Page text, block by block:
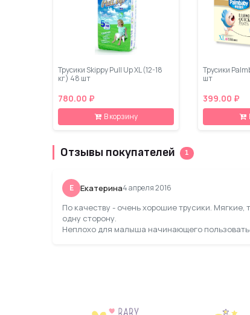
Трусики Skippy Pull Up XL (12-18
кг) 48 шт
780.00 ₽
В корзину
Трусики
шт
399.00 ₽
Отзывы покупателей 1
Е Екатерина4 апреля 2016
По качеству - очень хорошие трусики.
одну сторону.
Неплохо для малыша начинающего